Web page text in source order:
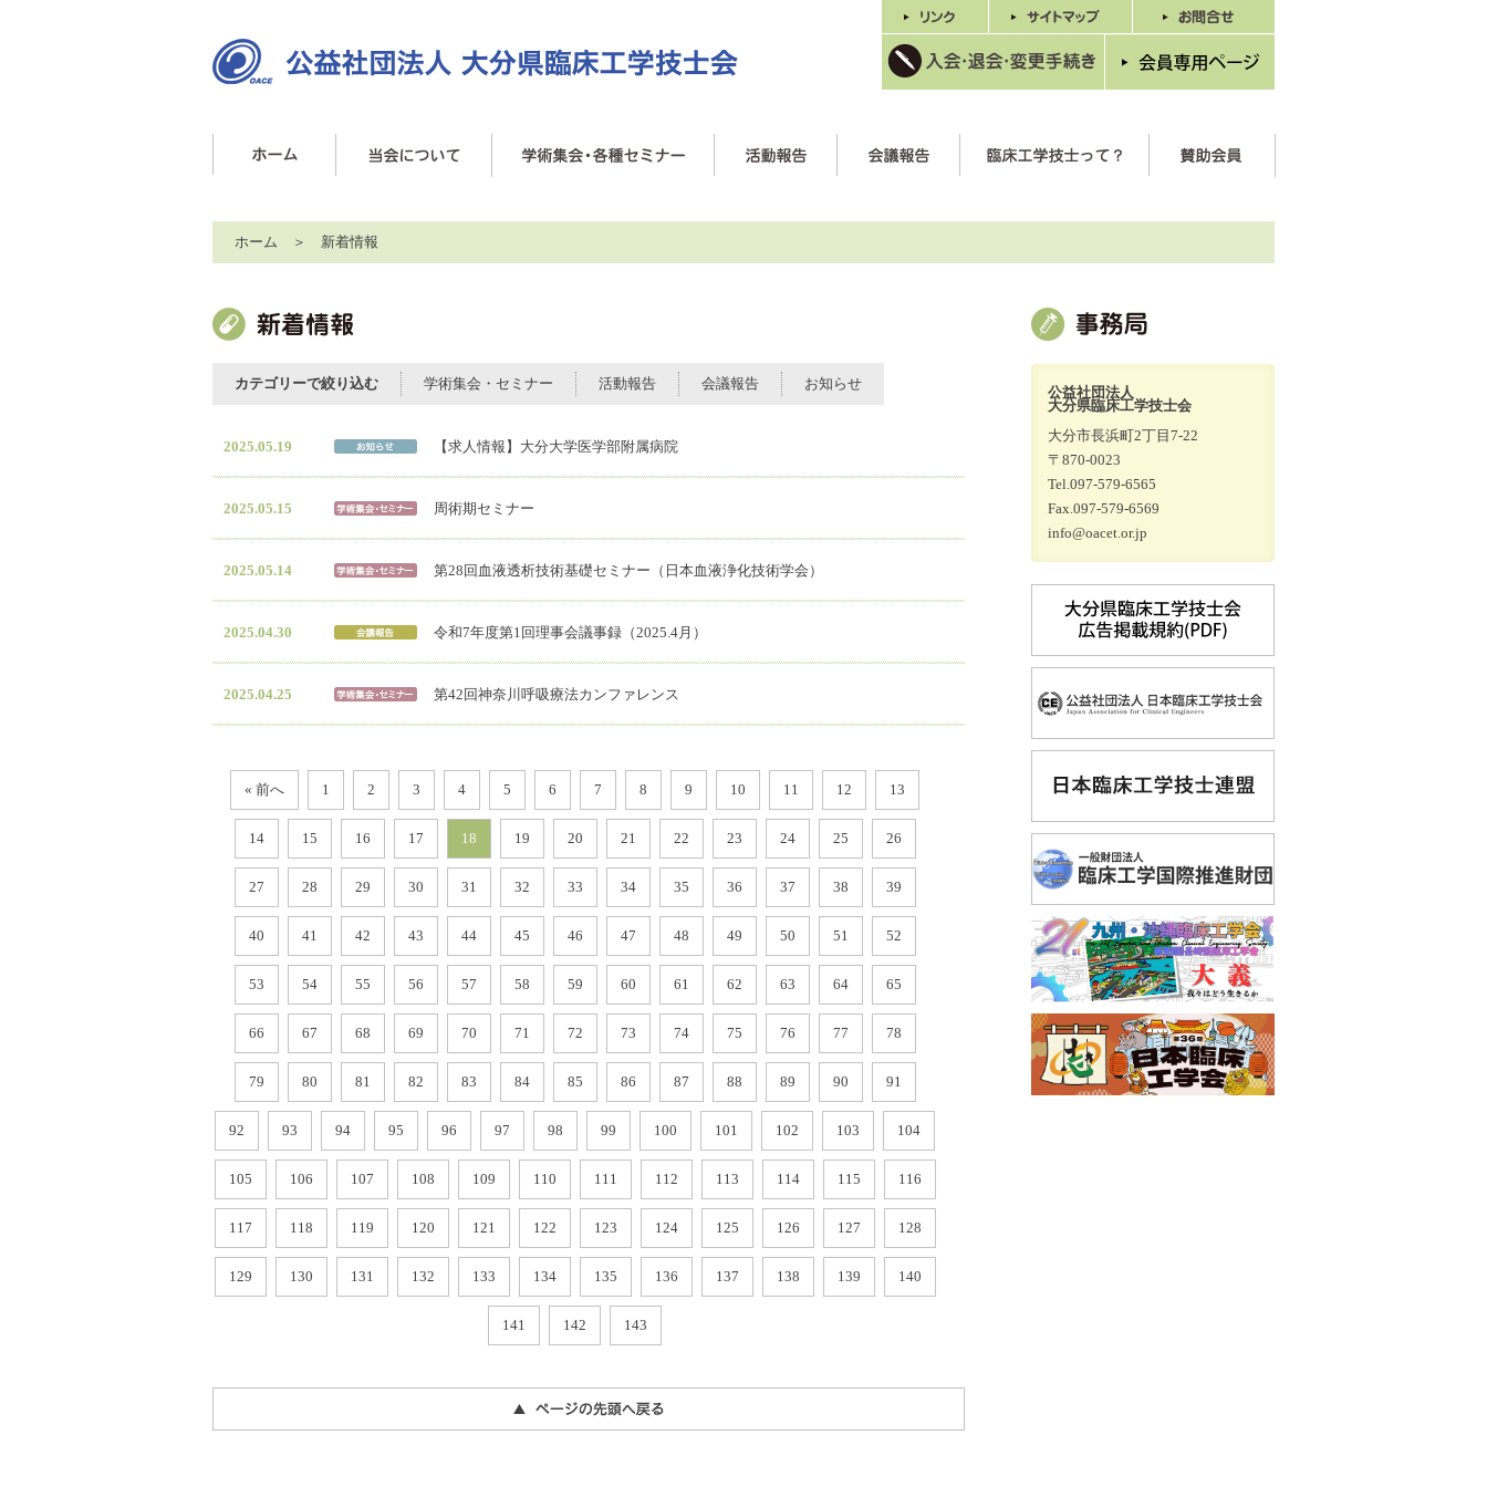
ホーム ＞ 新着情報
カテゴリーで絞り込む 学術集会・セミナー 活動報告 会議報告 お知らせ
2025.05.19 【求人情報】大分大学医学部附属病院
2025.05.15 周術期セミナー
2025.05.14 第28回血液透析技術基礎セミナー（日本血液浄化技術学会）
2025.04.30 令和7年度第1回理事会議事録（2025.4月）
2025.04.25 第42回神奈川呼吸療法カンファレンス
« 前へ 1 2 3 4 5 6 7 8 9 10 11 12 13
14 15 16 17 18 19 20 21 22 23 24 25 26
27 28 29 30 31 32 33 34 35 36 37 38 39
40 41 42 43 44 45 46 47 48 49 50 51 52
53 54 55 56 57 58 59 60 61 62 63 64 65
66 67 68 69 70 71 72 73 74 75 76 77 78
79 80 81 82 83 84 85 86 87 88 89 90 91
92 93 94 95 96 97 98 99 100 101 102 103 104
105 106 107 108 109 110 111 112 113 114 115 116
117 118 119 120 121 122 123 124 125 126 127 128
129 130 131 132 133 134 135 136 137 138 139 140
141 142 143
公益社団法人
大分県臨床工学技士会
大分市長浜町2丁目7-22
〒870-0023
Tel.097-579-6565
Fax.097-579-6569
info@oacet.or.jp